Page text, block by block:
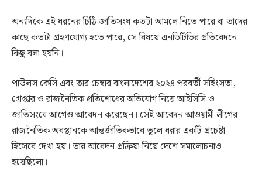
অন্যদিকে এই ধরনের চিঠি জাতিসংঘ কতটা আমলে নিতে পারে বা তাদের
কাছে কতটা গ্রহণযোগ্য হতে পারে, সে বিষয়ে এনডিটিভির প্রতিবেদনে
কিছু বলা হয়নি।
পাউলস কেসি এবং তার চেম্বার বাংলাদেশের ২০২৪ পরবর্তী সহিংসতা,
গ্রেপ্তার ও রাজনৈতিক প্রতিশোধের অভিযোগ নিয়ে আইসিসি ও
জাতিসংঘে আগেও আবেদন করেছেন। সেই আবেদন আওয়ামী লীগের
রাজনৈতিক অবস্থানকে আন্তর্জাতিকভাবে তুলে ধরার একটি প্রচেষ্টা
হিসেবে দেখা হয়। তার আবেদন প্রক্রিয়া নিয়ে দেশে সমালোচনাও
হয়েছিলো।